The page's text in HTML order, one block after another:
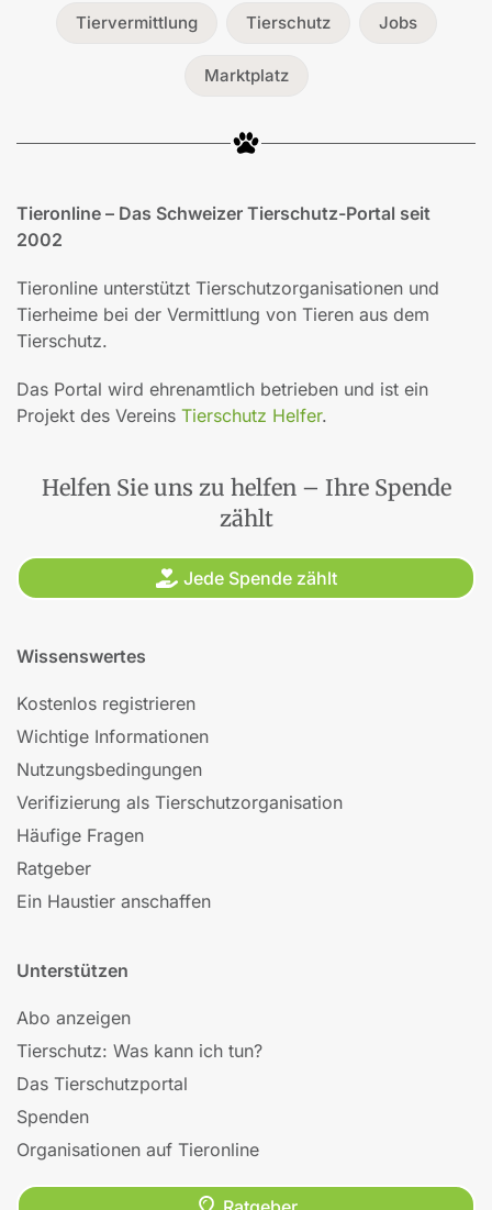
Tiervermittlung Tierschutz Jobs
Marktplatz
Tieronline – Das Schweizer Tierschutz-Portal seit
2002
Tieronline unterstützt Tierschutzorganisationen und
Tierheime bei der Vermittlung von Tieren aus dem
Tierschutz.
Das Portal wird ehrenamtlich betrieben und ist ein
Projekt des Vereins Tierschutz Helfer.
Helfen Sie uns zu helfen – Ihre Spende
zählt
Jede Spende zählt
Wissenswertes
Kostenlos registrieren
Wichtige Informationen
Nutzungsbedingungen
Verifizierung als Tierschutzorganisation
Häufige Fragen
Ratgeber
Ein Haustier anschaffen
Unterstützen
Abo anzeigen
Tierschutz: Was kann ich tun?
Das Tierschutzportal
Spenden
Organisationen auf Tieronline